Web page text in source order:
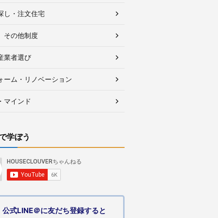
し・注文住宅
その他制度
業者選び
ーム・リノベーション
マインド
学ぼう
公式LINE＠に友だち登録すると